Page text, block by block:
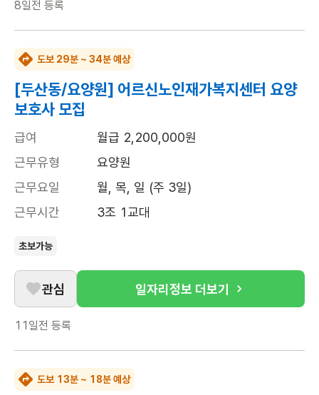
8일전 등록
도보 29분 ~ 34분 예상
[두산동/요양원] 어르신노인재가복지센터 요양
보호사 모집
급여
월급 2,200,000원
근무유형
요양원
근무요일
월, 목, 일 (주 3일)
근무시간
3조 1교대
초보가능
관심 일자리정보 더보기
11일전 등록
도보 13분 ~ 18분 예상